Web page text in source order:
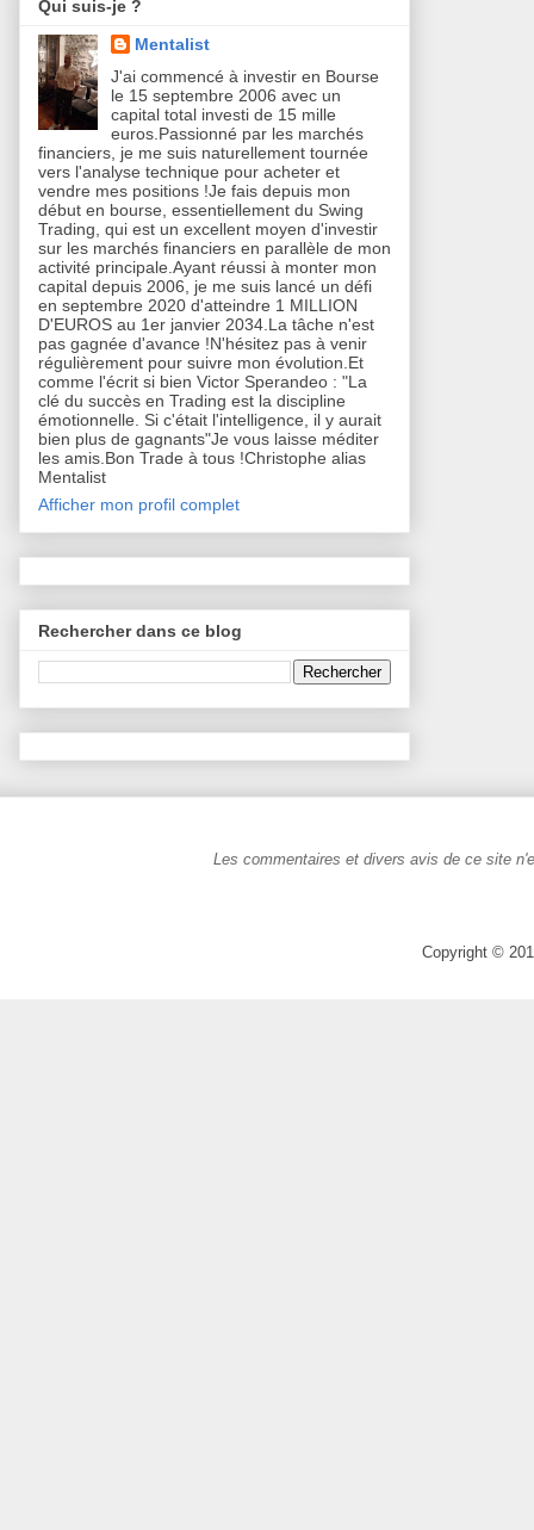
Qui suis-je ?
Mentalist
J'ai commencé à investir en Bourse
le 15 septembre 2006 avec un
capital total investi de 15 mille
euros.Passionné par les marchés
financiers, je me suis naturellement tournée
vers l'analyse technique pour acheter et
vendre mes positions !Je fais depuis mon
début en bourse, essentiellement du Swing
Trading, qui est un excellent moyen d'investir
sur les marchés financiers en parallèle de mon
activité principale.Ayant réussi à monter mon
capital depuis 2006, je me suis lancé un défi
en septembre 2020 d'atteindre 1 MILLION
D'EUROS au 1er janvier 2034.La tâche n'est
pas gagnée d'avance !N'hésitez pas à venir
régulièrement pour suivre mon évolution.Et
comme l'écrit si bien Victor Sperandeo : "La
clé du succès en Trading est la discipline
émotionnelle. Si c'était l'intelligence, il y aurait
bien plus de gagnants"Je vous laisse méditer
les amis.Bon Trade à tous !Christophe alias
Mentalist
Afficher mon profil complet
Rechercher dans ce blog
Les commentaires et divers avis de ce site
Copyright ©